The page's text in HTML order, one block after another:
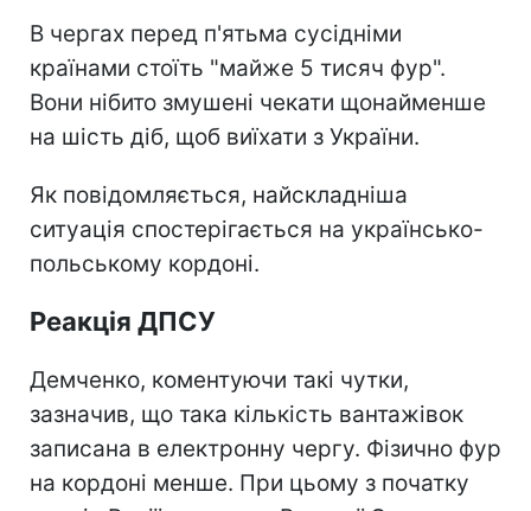
В чергах перед п'ятьма сусідніми
країнами стоїть "майже 5 тисяч фур".
Вони нібито змушені чекати щонайменше
на шість діб, щоб виїхати з України.
Як повідомляється, найскладніша
ситуація спостерігається на українсько-
польському кордоні.
Реакція ДПСУ
Демченко, коментуючи такі чутки,
зазначив, що така кількість вантажівок
записана в електронну чергу. Фізично фур
на кордоні менше. При цьому з початку